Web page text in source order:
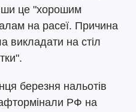
це "хорошим
на расеї. Причина
викладати на стіл
березня нальотів
РФ на